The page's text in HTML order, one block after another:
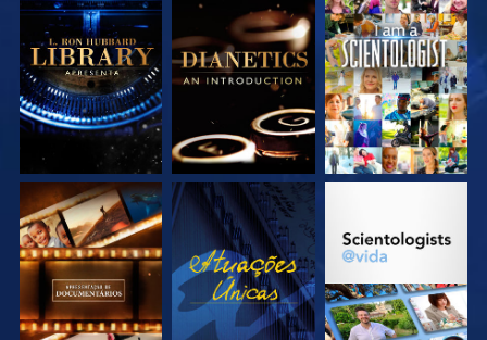
EXPLORE A SÉRIE EXPLORE A SÉRIE VEJA
EXPLORE A SÉRIE VEJA EXPLORE A SÉRIE